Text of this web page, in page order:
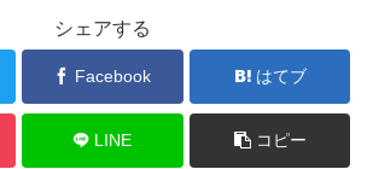
シェアする
Facebook はてブ
LINE コピー